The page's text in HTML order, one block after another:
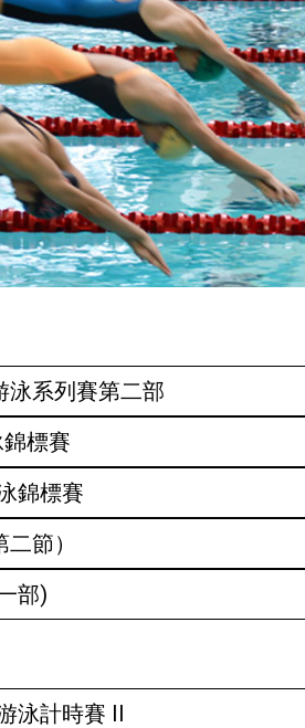
泳系列賽第二部
標賽
錦標賽
節）
部)
泳計時賽 II